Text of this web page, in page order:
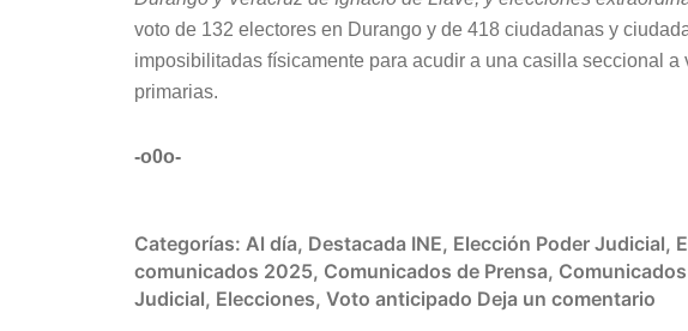
voto de 132 electores en Durango y de 418 ciudadanas y
imposibilitadas físicamente para acudir a una casilla seccional a
primarias.
-o0o-
Categorías: Al día, Destacada INE, Elección Poder Judicial,
comunicados 2025, Comunicados de Prensa,
Judicial, Elecciones, Voto anticipado Deja un comentario